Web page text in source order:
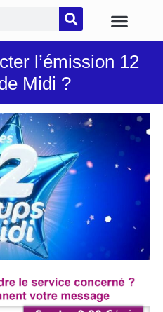
l’émission 12
Midi ?